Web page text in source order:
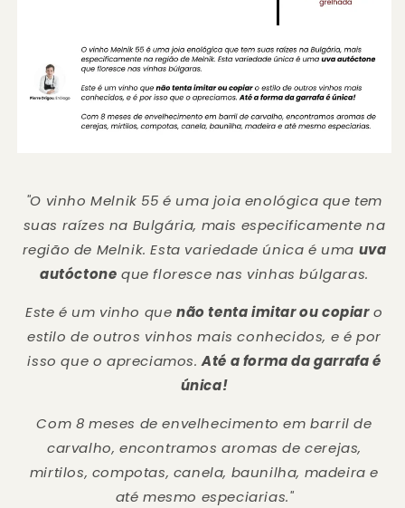
"O vinho Melnik 55 é uma joia enológica que tem
suas raízes na Bulgária, mais especificamente na
região de Melnik. Esta variedade única é uma uva
autóctone que floresce nas vinhas búlgaras.
Este é um vinho que não tenta imitar ou copiar o
estilo de outros vinhos mais conhecidos, e é por
isso que o apreciamos. Até a forma da garrafa é
única!
Com 8 meses de envelhecimento em barril de
carvalho, encontramos aromas de cerejas,
mirtilos, compotas, canela, baunilha, madeira e
até mesmo especiarias."